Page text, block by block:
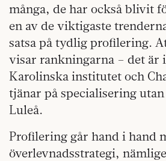
många, de har också blivit
en av de viktigaste
satsa på tydlig profilering.
visar rankningarna – det är
Karolinska institutet och
tjänar på specialisering utan
Luleå.
Profilering går hand i hand
överlevnadsstrategi,